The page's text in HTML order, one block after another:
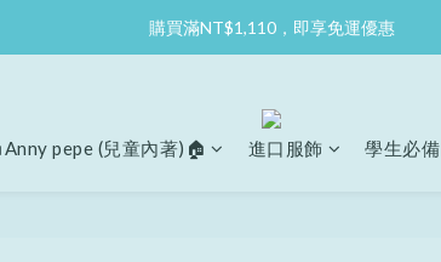
購買滿NT$1,110，即享免運優惠
pepe (兒童內著)🏠 進口服飾 學生必備